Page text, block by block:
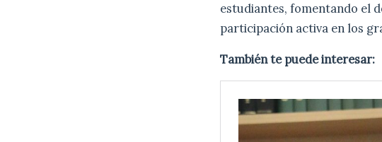
estudiantes, fomentando el
participación activa en los
También te puede interesar: